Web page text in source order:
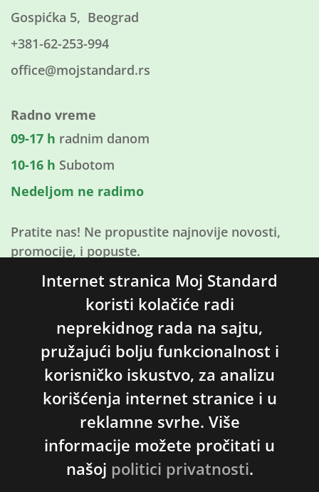
Gospićka 5, Beograd
+381-62-253-994
office@mojstandard.rs
Radno vreme
09-17 h radnim danom
10-16 h Subotom
Nedeljom ne radimo
Pratite nas! Ne propustite najnovije novosti,
promocije, i popuste.
Pratite
nas
Facebooku
© 2026 Moj Standard | Uvođenje i sertifikacija ISO
standarda. Sva prava zadržana.
Internet stranica Moj Standard
koristi kolačiće radi
neprekidnog rada na sajtu,
pružajući bolju funkcionalnost i
korisničko iskustvo, za analizu
korišćenja internet stranice i u
reklamne svrhe. Više
informacije možete pročitati u
našoj politici privatnosti.